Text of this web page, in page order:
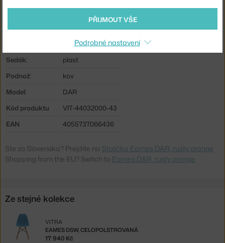
Materiál:
polypropylen, ocel
Sedák:
plast
Podnož:
kov
Model:
DAR
Kód produktu
VIT-44032000-43
EAN
4055737066436
Ste zo Slovenska? Prejdite na Stolička Eames DAR, rusty orange
Shopping from the EU? Switch to Eames DAR, rusty orange
Ze stejné kolekce
EAMES DSW, CELOPOLSTROVANÁ
VITRA
17 940 Kč
PŘIJMOUT VŠE
Podrobné nastavení